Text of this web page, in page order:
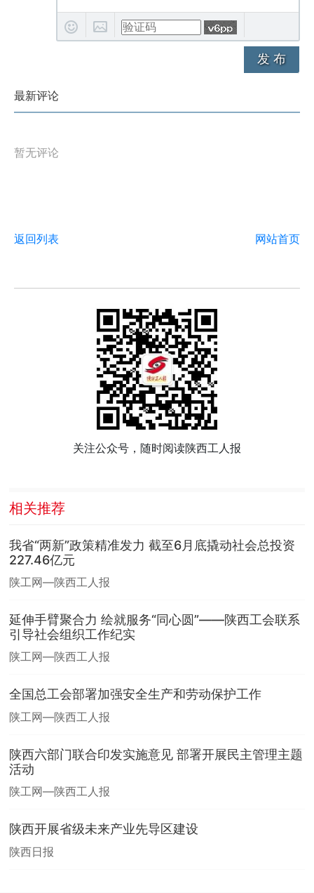
发 布
最新评论
暂无评论
返回列表 网站首页
关注公众号，随时阅读陕西工人报
相关推荐
我省“两新”政策精准发力 截至6月底撬动社会总投资
227.46亿元
陕工网—陕西工人报
延伸手臂聚合力 绘就服务“同心圆”——陕西工会联系
引导社会组织工作纪实
陕工网—陕西工人报
全国总工会部署加强安全生产和劳动保护工作
陕工网—陕西工人报
陕西六部门联合印发实施意见 部署开展民主管理主题
活动
陕工网—陕西工人报
陕西开展省级未来产业先导区建设
陕西日报